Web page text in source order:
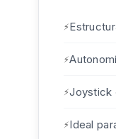
Joystick
Ideal